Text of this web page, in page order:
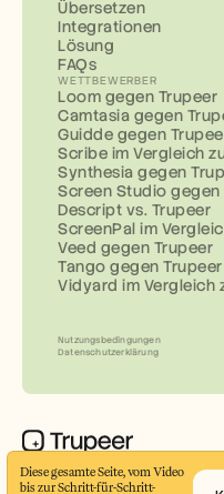
Erstellen Sie in
Übersetzen
Integrationen
Lösung
FAQs
WETTBEWERBER
Loom gegen Trupeer
Camtasia gegen
Guidde gegen
Scribe im Vergleich
Synthesia gegen
Screen Studio gegen
Descript vs. Trupeer
ScreenPal im
Veed gegen Trupeer
Tango gegen Trupeer
Vidyard im Vergleich
Nutzungsbedingungen
Datenschutzerklärung
Diese gesamte Seite, vom Video
bis zur Schritt-für-Schritt-